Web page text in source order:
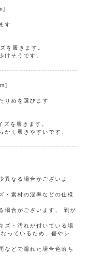
す
を履きます。
けそうです。
りめを選びます
ズを履きます。
かく履きやすいです。
異なる場合がございま
・素材の混率などの仕様
場合がございます。 剥が
ズ・汚れが付いている場
っているため、傷やシ
などで濡れた場合色落ち